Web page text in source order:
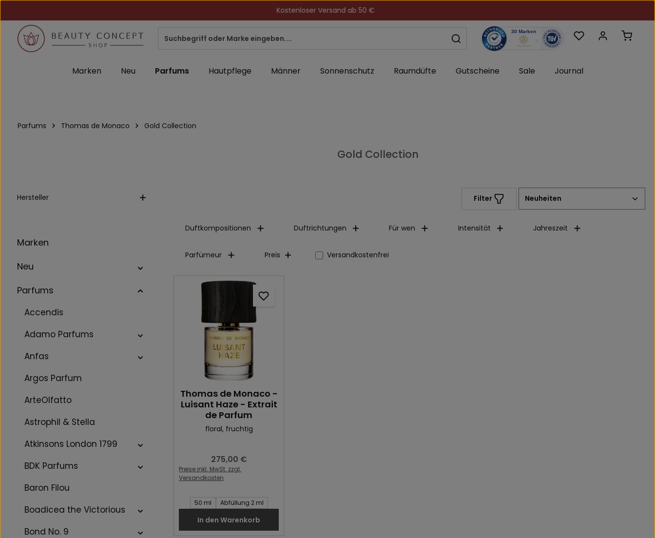
Kostenloser Versand ab 50 €
Du hast 0 Produkte
Marken Neu Parfums Hautpflege Männer Sonnenschutz Raumdüfte Gutscheine Sale Journal
Parfums Thomas de Monaco Gold Collection
Gold Collection
Hersteller
Marken
Neu
Parfums
Accendis
Adamo Parfums
Anfas
Argos Parfum
ArteOlfatto
Astrophil & Stella
Atkinsons London 1799
BDK Parfums
Baron Filou
Boadicea the Victorious
Bond No. 9
Filter
Duftkompositionen Duftrichtungen Für wen Intensität Jahreszeit
Parfümeur Preis Filter hinzufügen: Versandkostenfrei
Versandkostenfrei
Thomas de Monaco -
Luisant Haze - Extrait
de Parfum
floral, fruchtig
Regulärer Preis:
275,00 €
Preise inkl. MwSt. zzgl.
Versandkosten
Inhalt des Artikel:
50 ml Abfüllung 2 ml
In den Warenkorb